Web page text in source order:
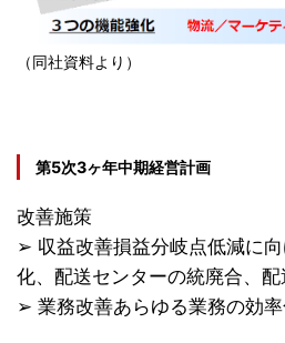
（同社資料より）
第5次3ヶ年中期経営計画
改善施策
➢ 収益改善損益分岐点低減に
化、配送センターの統廃合、
➢ 業務改善あらゆる業務の効